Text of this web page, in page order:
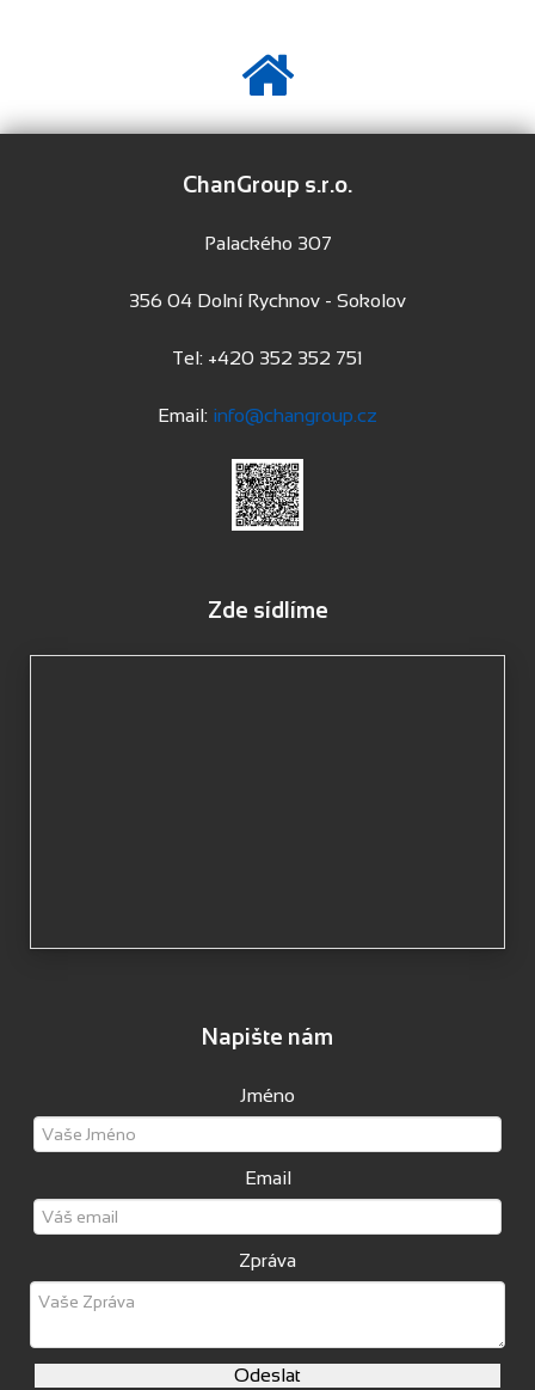
ChanGroup s.r.o.
Palackého 307
356 04 Dolní Rychnov - Sokolov
Tel: +420 352 352 751
Email: info@changroup.cz
Zde sídlíme
Napište nám
Jméno
Email
Zpráva